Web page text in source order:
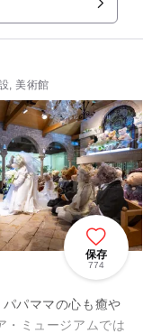
, 美術館
保存
774
パママの心も癒や
・ミュージアムでは